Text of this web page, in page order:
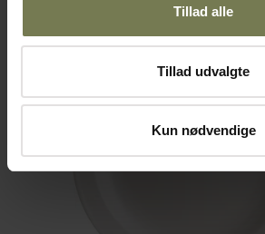
Tillad alle
Tillad udvalgte
Kun nødvendige